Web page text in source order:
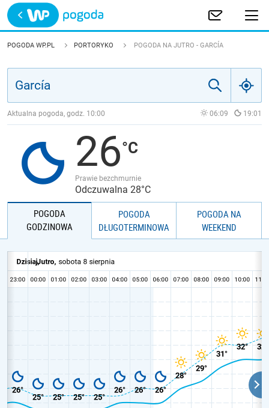
Trwa ładowanie
POLSKA
JAKOŚĆ POWIETRZA
POGODA WP.PL PORTORYKO POGODA NA JUTRO - GARCÍA
Aktualna pogoda, godz. 10:00 06:09 19:01
26
Prawie bezchmurnie
Odczuwalna 28°C
POGODA
GODZINOWA
POGODA
DŁUGOTERMINOWA
POGODA NA
WEEKEND